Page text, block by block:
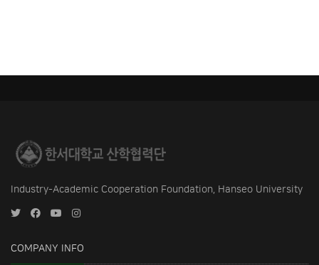
Industry-Academic Cooperation Foundation, Hanseo University
COMPANY INFO